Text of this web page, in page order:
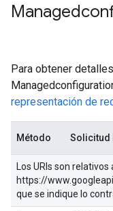
Para obtener
representación de
Método Solicitud
Los URIs son relativos
https://
que se indique lo